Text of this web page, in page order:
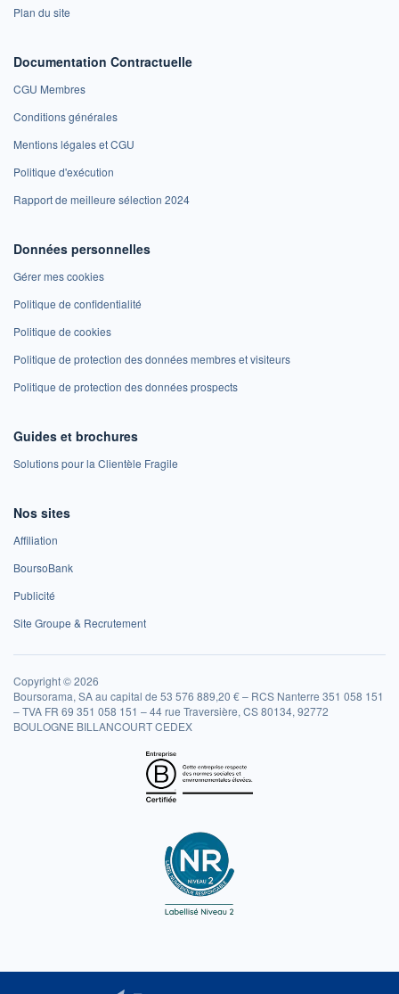
Plan du site
Documentation Contractuelle
CGU Membres
Conditions générales
Mentions légales et CGU
Politique d'exécution
Rapport de meilleure sélection 2024
Données personnelles
Gérer mes cookies
Politique de confidentialité
Politique de cookies
Politique de protection des données membres et visiteurs
Politique de protection des données prospects
Guides et brochures
Solutions pour la Clientèle Fragile
Nos sites
Affiliation
BoursoBank
Publicité
Site Groupe & Recrutement
Copyright © 2026
Boursorama, SA au capital de 53 576 889,20 € – RCS Nanterre 351 058 151
– TVA FR 69 351 058 151 – 44 rue Traversière, CS 80134, 92772
BOULOGNE BILLANCOURT CEDEX